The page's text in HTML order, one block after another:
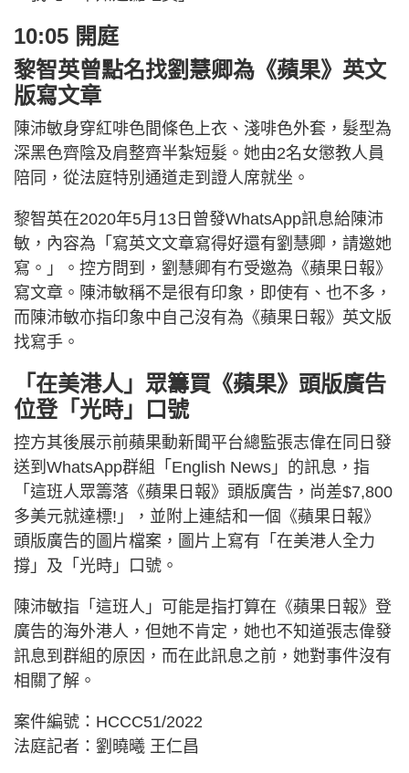
10:05 開庭
黎智英曾點名找劉慧卿為《蘋果》英文
版寫文章
陳沛敏身穿紅啡色間條色上衣、淺啡色外套，髮型為
深黑色齊陰及肩整齊半紮短髮。她由2名女懲教人員
陪同，從法庭特別通道走到證人席就坐。
黎智英在2020年5月13日曾發WhatsApp訊息給陳沛
敏，內容為「寫英文文章寫得好還有劉慧卿，請邀她
寫。」。控方問到，劉慧卿有冇受邀為《蘋果日報》
寫文章。陳沛敏稱不是很有印象，即使有、也不多，
而陳沛敏亦指印象中自己沒有為《蘋果日報》英文版
找寫手。
「在美港人」眾籌買《蘋果》頭版廣告
位登「光時」口號
控方其後展示前蘋果動新聞平台總監張志偉在同日發
送到WhatsApp群組「English News」的訊息，指
「這班人眾籌落《蘋果日報》頭版廣告，尚差$7,800
多美元就達標!」，並附上連結和一個《蘋果日報》
頭版廣告的圖片檔案，圖片上寫有「在美港人全力
撐」及「光時」口號。
陳沛敏指「這班人」可能是指打算在《蘋果日報》登
廣告的海外港人，但她不肯定，她也不知道張志偉發
訊息到群組的原因，而在此訊息之前，她對事件沒有
相關了解。
案件編號：HCCC51/2022
法庭記者：劉曉曦 王仁昌